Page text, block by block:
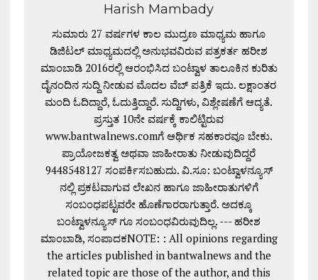
Harish Mambady
ಸುಮಾರು 27 ವರ್ಷಗಳ ಕಾಲ ಮುದ್ರಣ ಮಾಧ್ಯಮ ಹಾಗೂ
ಡಿಜಿಟಲ್ ಮಾಧ್ಯಮದಲ್ಲಿ ಅನುಭವವಿರುವ ಪತ್ರಕರ್ತ ಹರೀಶ
ಮಾಂಬಾಡಿ 2016ರಲ್ಲಿ ಆರಂಭಿಸಿದ ಬಂಟ್ವಾಳ ತಾಲೂಕಿನ ಕುರಿತು
ದೈನಂದಿನ ಸುದ್ದಿ ನೀಡುವ ಮೊದಲ ವೆಬ್ ಪತ್ರಿಕೆ ಇದು. ಲಕ್ಷಾಂತರ
ಮಂದಿ ಓದಿದ್ದಾರೆ, ಓದುತ್ತಿದ್ದಾರೆ. ಸುದ್ದಿಗಳು, ವಿಶ್ಲೇಷಣೆಗೆ ಆದ್ಯತೆ.
ಪ್ರಸ್ತುತ 10ನೇ ವರ್ಷಕ್ಕೆ ಕಾಲಿಟ್ಟಿರುವ
www.bantwalnews.comಗೆ ಆರ್ಥಿಕ ಸಹಕಾರವೂ ಬೇಕು.
ಪ್ರಾಯೋಜಕತ್ವ ಅಥವಾ ಜಾಹೀರಾತು ನೀಡುವುದಿದ್ದರೆ
9448548127 ಸಂಪರ್ಕಿಸಬಹುದು. ವಿ.ಸೂ: ಬಂಟ್ವಾಳನ್ಯೂಸ್
ನಲ್ಲಿ ಪ್ರಕಟವಾಗುವ ಲೇಖನ ಹಾಗೂ ಜಾಹೀರಾತುಗಳಿಗೆ
ಸಂಬಂಧಪಟ್ಟವರೇ ಹೊಣೆಗಾರರಾಗುತ್ತಾರೆ. ಅದಕ್ಕೂ
ಬಂಟ್ವಾಳನ್ಯೂಸ್ ಗೂ ಸಂಬಂಧವಿರುವುದಿಲ್ಲ. --- ಹರೀಶ
ಮಾಂಬಾಡಿ, ಸಂಪಾದಕNOTE: : All opinions regarding
the articles published in bantwalnews and the
related topic are those of the author, and this